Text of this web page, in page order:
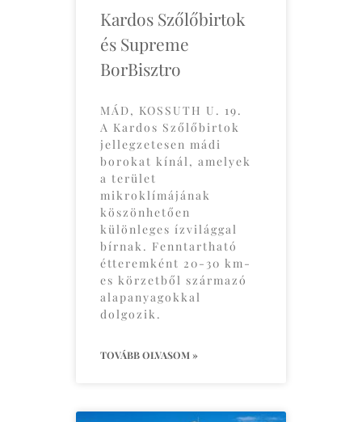
Kardos Szőlőbirtok
és Supreme
BorBisztro
MÁD, KOSSUTH U. 19.
A Kardos Szőlőbirtok
jellegzetesen mádi
borokat kínál, amelyek
a terület
mikroklímájának
köszönhetően
különleges ízvilággal
bírnak. Fenntartható
étteremként 20-30 km-
es körzetből származó
alapanyagokkal
dolgozik.
TOVÁBB OLVASOM »